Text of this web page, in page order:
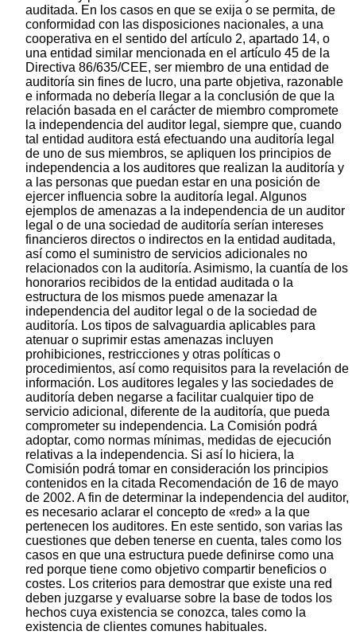
auditada. En los casos en que se exija o se permita, de
conformidad con las disposiciones nacionales, a una
cooperativa en el sentido del artículo 2, apartado 14, o
una entidad similar mencionada en el artículo 45 de la
Directiva 86/635/CEE, ser miembro de una entidad de
auditoría sin fines de lucro, una parte objetiva, razonable
e informada no debería llegar a la conclusión de que la
relación basada en el carácter de miembro compromete
la independencia del auditor legal, siempre que, cuando
tal entidad auditora está efectuando una auditoría legal
de uno de sus miembros, se apliquen los principios de
independencia a los auditores que realizan la auditoría y
a las personas que puedan estar en una posición de
ejercer influencia sobre la auditoría legal. Algunos
ejemplos de amenazas a la independencia de un auditor
legal o de una sociedad de auditoría serían intereses
financieros directos o indirectos en la entidad auditada,
así como el suministro de servicios adicionales no
relacionados con la auditoría. Asimismo, la cuantía de los
honorarios recibidos de la entidad auditada o la
estructura de los mismos puede amenazar la
independencia del auditor legal o de la sociedad de
auditoría. Los tipos de salvaguardia aplicables para
atenuar o suprimir estas amenazas incluyen
prohibiciones, restricciones y otras políticas o
procedimientos, así como requisitos para la revelación de
información. Los auditores legales y las sociedades de
auditoría deben negarse a facilitar cualquier tipo de
servicio adicional, diferente de la auditoría, que pueda
comprometer su independencia. La Comisión podrá
adoptar, como normas mínimas, medidas de ejecución
relativas a la independencia. Si así lo hiciera, la
Comisión podrá tomar en consideración los principios
contenidos en la citada Recomendación de 16 de mayo
de 2002. A fin de determinar la independencia del auditor,
es necesario aclarar el concepto de «red» a la que
pertenecen los auditores. En este sentido, son varias las
cuestiones que deben tenerse en cuenta, tales como los
casos en que una estructura puede definirse como una
red porque tiene como objetivo compartir beneficios o
costes. Los criterios para demostrar que existe una red
deben juzgarse y evaluarse sobre la base de todos los
hechos cuya existencia se conozca, tales como la
existencia de clientes comunes habituales.